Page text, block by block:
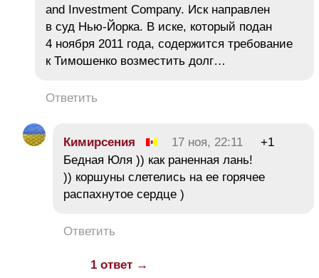
and Investment Company. Иск направлен
в суд Нью-Йорка. В иске, который подан
4 ноября 2011 года, содержится требование
к Тимошенко возместить долг…
Ответить
Кимирсения 17 ноя, 22:11
+1
Бедная Юля )) как раненная лань!
)) коршуны слетелись на ее горячее
распахнутое сердце )
Ответить
1 ответ →